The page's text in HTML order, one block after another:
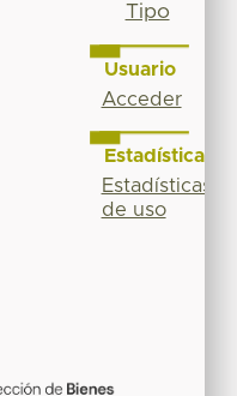
Tipo
Usuario
Acceder
Estadísticas
Estadísticas
de uso